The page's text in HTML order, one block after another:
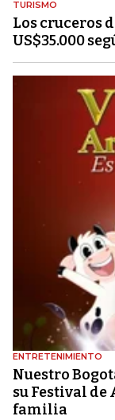
TURISMO
Los cruceros
US$35.000
ENTRETENIMIENTO
Nuestro
su Festival de
familia